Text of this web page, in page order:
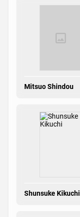
Mitsuo Shindou
Shunsuke Kikuchi